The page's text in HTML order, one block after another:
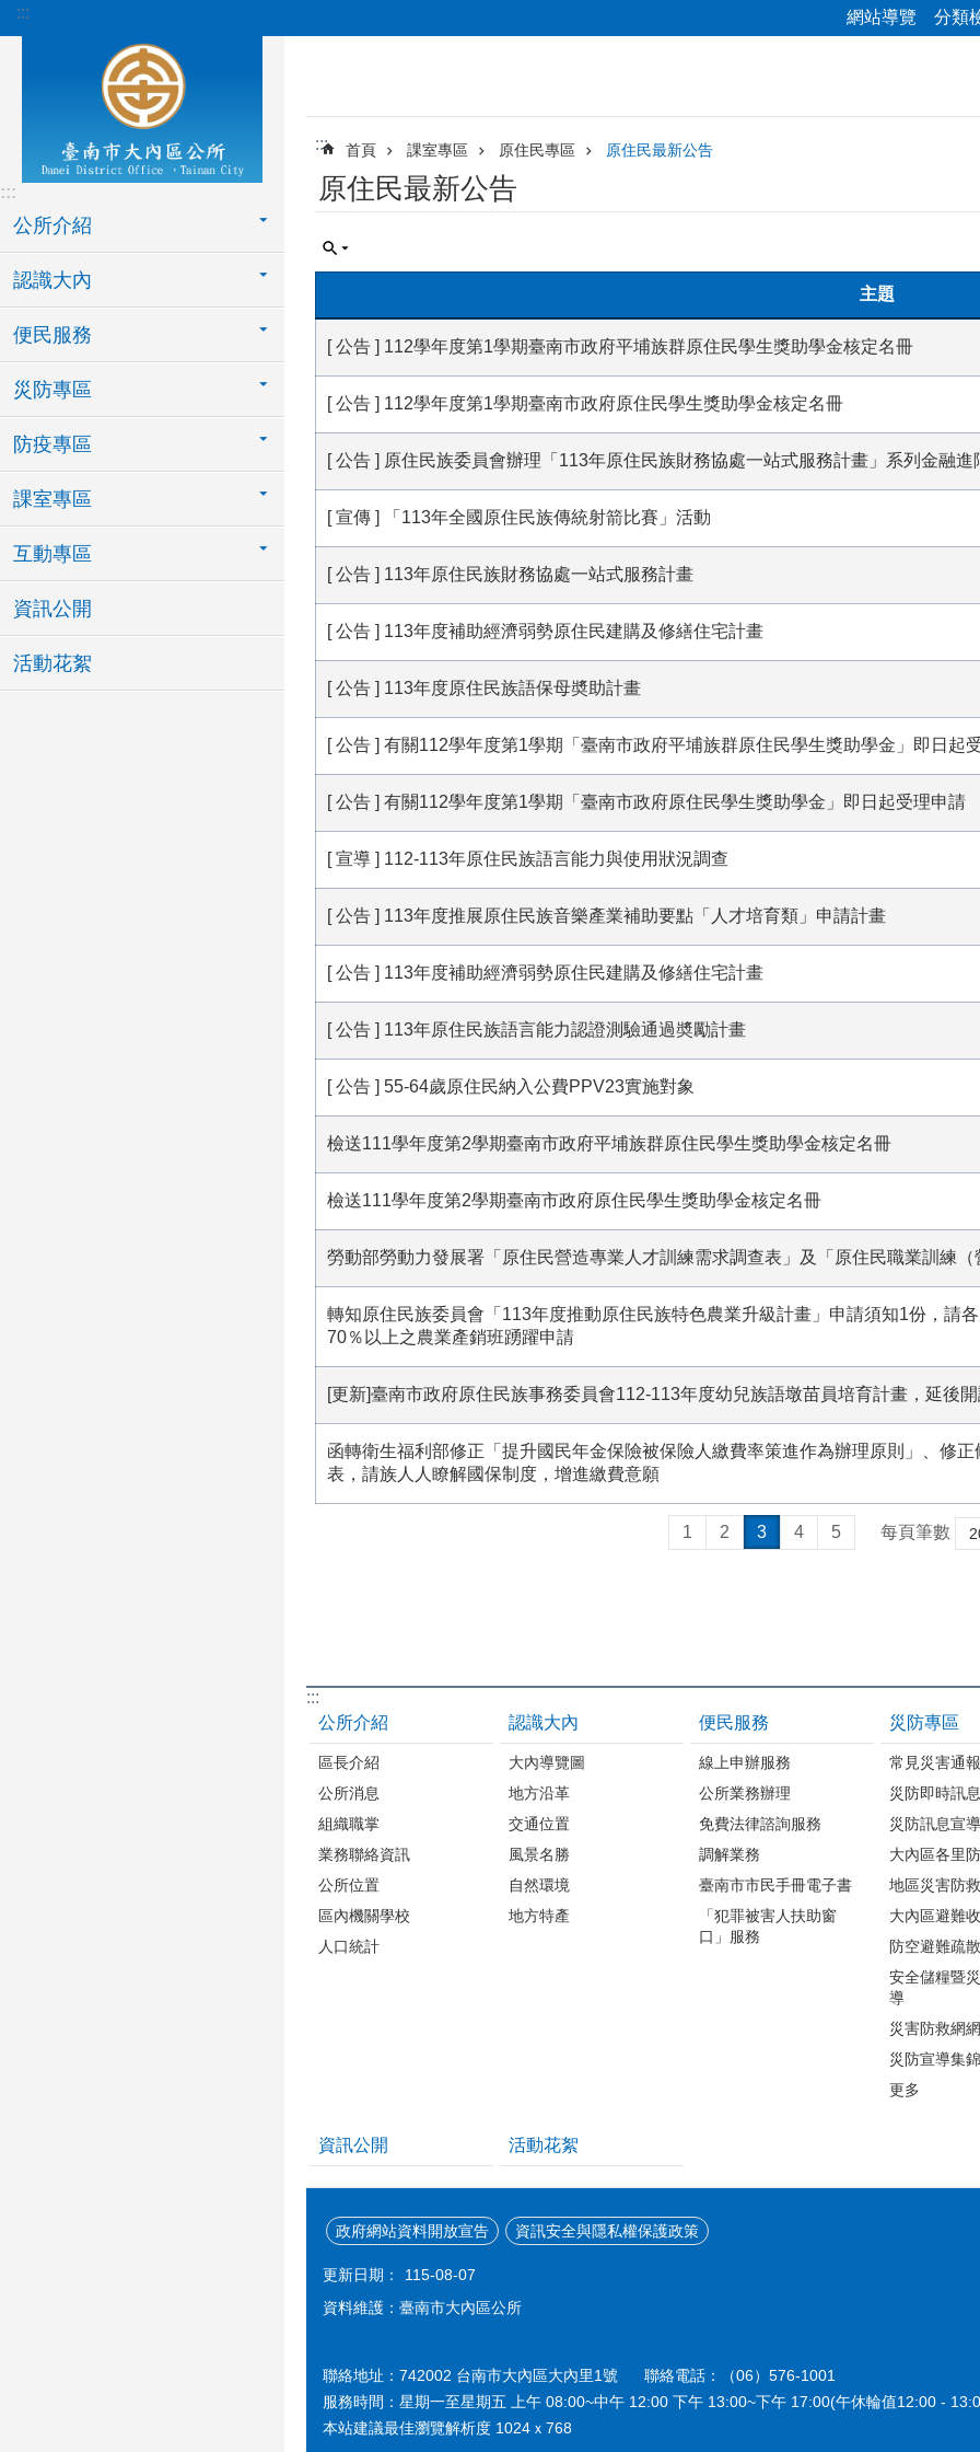
跳到主要內容區塊
::: 網站導覽 分類
:::
公所介紹
認識大內
便民服務
災防專區
防疫專區
課室專區
互動專區
資訊公開
活動花絮
::: 首頁 課室專區 原住民專區 原住民最新公告
原住民最新公告
主題
[ 公告 ] 112學年度第1學期臺南市政府平埔族群原住民學生獎助學金核定名冊
[ 公告 ] 112學年度第1學期臺南市政府原住民學生獎助學金核定名冊
[ 公告 ] 原住民族委員會辦理「113年原住民族財務協處一站式服務計畫」系列金融進
[ 宣傳 ] 「113年全國原住民族傳統射箭比賽」活動
[ 公告 ] 113年原住民族財務協處一站式服務計畫
[ 公告 ] 113年度補助經濟弱勢原住民建購及修繕住宅計畫
[ 公告 ] 113年度原住民族語保母奬助計畫
[ 公告 ] 有關112學年度第1學期「臺南市政府平埔族群原住民學生獎助學金」即日起
[ 公告 ] 有關112學年度第1學期「臺南市政府原住民學生獎助學金」即日起受理申請
[ 宣導 ] 112-113年原住民族語言能力與使用狀況調查
[ 公告 ] 113年度推展原住民族音樂產業補助要點「人才培育類」申請計畫
[ 公告 ] 113年度補助經濟弱勢原住民建購及修繕住宅計畫
[ 公告 ] 113年原住民族語言能力認證測驗通過奬勵計畫
[ 公告 ] 55-64歲原住民納入公費PPV23實施對象
檢送111學年度第2學期臺南市政府平埔族群原住民學生獎助學金核定名冊
檢送111學年度第2學期臺南市政府原住民學生獎助學金核定名冊
勞動部勞動力發展署「原住民營造專業人才訓練需求調查表」及「原住民職業訓練
轉知原住民族委員會「113年度推動原住民族特色農業升級計畫」申請須知1份，請
70％以上之農業產銷班踴躍申請
[更新]臺南市政府原住民族事務委員會112-113年度幼兒族語墩苗員培育計畫，延後
函轉衛生福利部修正「提升國民年金保險被保險人繳費率策進作為辦理原則」、修
表，請族人人瞭解國保制度，增進繳費意願
1 2 3 4 5 每頁筆數
:::
公所介紹
區長介紹
公所消息
組織職掌
業務聯絡資訊
公所位置
區內機關學校
人口統計
認識大內
大內導覽圖
地方沿革
交通位置
風景名勝
自然環境
地方特產
便民服務
線上申辦服務
公所業務辦理
免費法律諮詢服務
調解業務
臺南市市民手冊電子書
「犯罪被害人扶助窗
口」服務
災防專區
常見災害通
災防即時訊息
災防訊息宣導
大內區各里
地區災害防
大內區避難
防空避難疏
安全儲糧暨
導
災害防救網
災防宣導集錦
更多
資訊公開 活動花絮
政府網站資料開放宣告 資訊安全與隱私權保護政策
更新日期：
115-08-07
資料維護：臺南市大內區公所
聯絡地址：742002 台南市大內區大內里1號 聯絡電話：（06）576-1001
服務時間：星期一至星期五 上午 08:00~中午 12:00 下午 13:00~下午 17:00(午休輪值12:00 -
本站建議最佳瀏覽解析度 1024ｘ768